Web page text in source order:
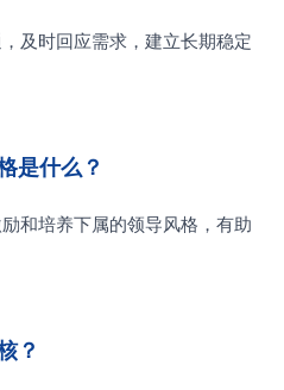
及时回应需求，建立长期稳定
是什么？
和培养下属的领导风格，有助
？